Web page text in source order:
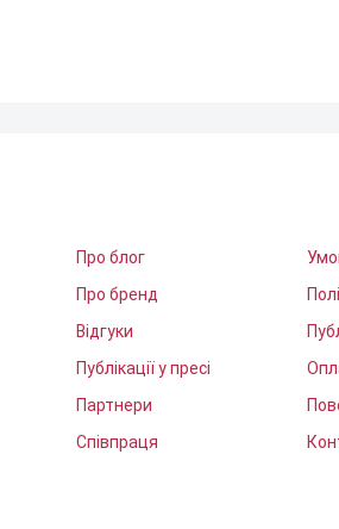
Про блог
Про бренд
Відгуки
Публікації у пресі
Партнери
Співпраця